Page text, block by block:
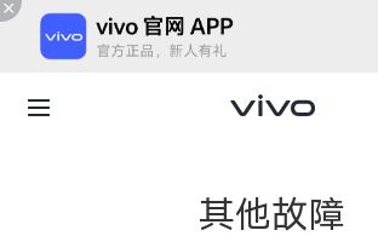
其他故障